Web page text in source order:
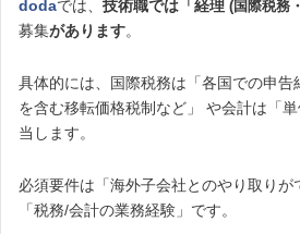
dodaでは、 技術職では「経理 (国際税務
募集があります。
具体的には、国際税務は「各国での申告
を含む移転価格税制など」 や会計は「
当します。
必須要件は「海外子会社とのやり取りが
「税務/会計の業務経験」です。